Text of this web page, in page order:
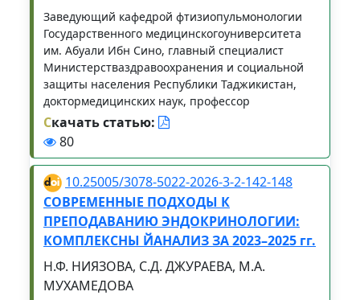
Заведующий кафедрой фтизиопульмонологии
Государственного медицинскогоуниверситета
им. Абуали Ибн Сино, главный специалист
Министерстваздравоохранения и социальной
защиты населения Республики Таджикистан,
доктормедицинских наук, профессор
Скачать статью:
80
10.25005/3078-5022-2026-3-2-142-148
СОВРЕМЕННЫЕ ПОДХОДЫ К
ПРЕПОДАВАНИЮ ЭНДОКРИНОЛОГИИ:
КОМПЛЕКСНЫ ЙАНАЛИЗ ЗА 2023–2025 гг.
Н.Ф. НИЯЗОВА, С.Д. ДЖУРАЕВА, М.А.
МУХАМЕДОВА